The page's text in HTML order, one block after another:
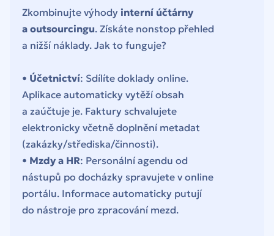
Zkombinujte výhody interní účtárny
a outsourcingu. Získáte nonstop přehled
a nižší náklady. Jak to funguje?
• Účetnictví: Sdílíte doklady online.
Aplikace automaticky vytěží obsah
a zaúčtuje je. Faktury schvalujete
elektronicky včetně doplnění metadat
(zakázky/střediska/činnosti).
• Mzdy a HR: Personální agendu od
nástupů po docházky spravujete v online
portálu. Informace automaticky putují
do nástroje pro zpracování mezd.